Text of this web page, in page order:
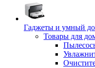
Гаджеты и умный
Товары для